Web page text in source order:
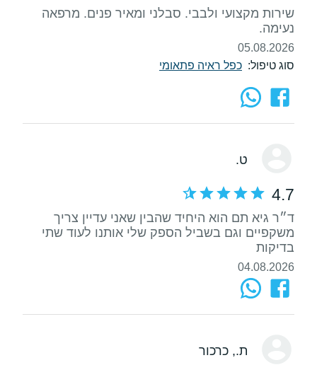
שירות מקצועי ולבבי. סבלני ומאיר פנים. מרפאה
נעימה.
05.08.2026
סוג טיפול: כפל ראיה פתאומי
ט.
4.7
ד״ר גיא תם הוא היחיד שהבין שאני עדיין צריך
משקפיים וגם בשביל הספק שלי אותנו לעוד שתי
בדיקות
04.08.2026
ת., כרכור